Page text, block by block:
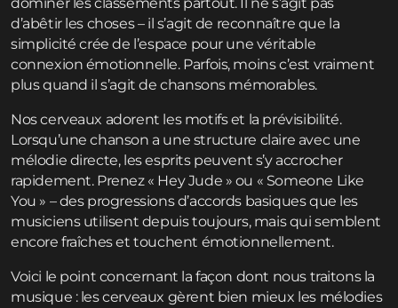
d’abêtir les choses – il s’agit de reconnaître que la
simplicité crée de l’espace pour une véritable
connexion émotionnelle. Parfois, moins c’est vraiment
plus quand il s’agit de chansons mémorables.
Nos cerveaux adorent les motifs et la prévisibilité.
Lorsqu’une chanson a une structure claire avec une
mélodie directe, les esprits peuvent s’y accrocher
rapidement. Prenez « Hey Jude » ou « Someone Like
You » – des progressions d’accords basiques que les
musiciens utilisent depuis toujours, mais qui semblent
encore fraîches et touchent émotionnellement.
Voici le point concernant la façon dont nous traitons la
musique : les cerveaux gèrent bien mieux les mélodies